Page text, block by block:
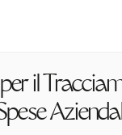
il